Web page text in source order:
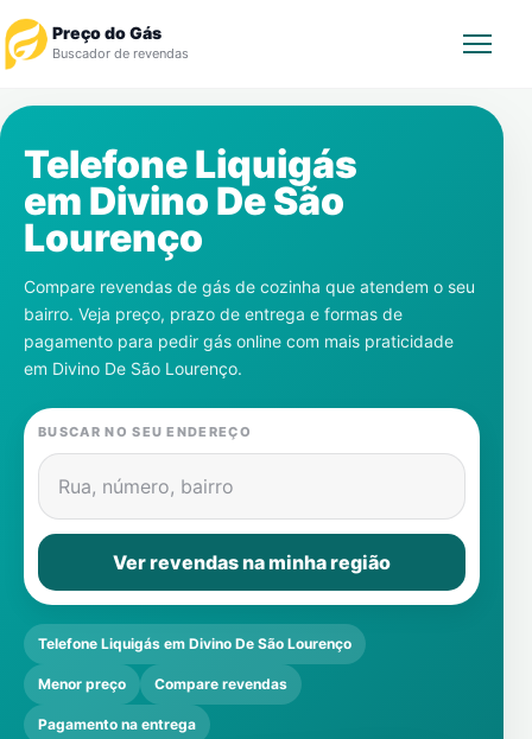
Preço do Gás
Buscador de revendas
Revendedor
Notícias
Cadastre-se
Gás
Contatos
Telefone Liquigás
em Divino De São
Lourenço
Compare revendas de gás de cozinha que atendem o seu
bairro. Veja preço, prazo de entrega e formas de
pagamento para pedir gás online com mais praticidade
em Divino De São Lourenço.
BUSCAR NO SEU ENDEREÇO
Rua, número, bairro
Ver revendas na minha região
Telefone Liquigás em Divino De São Lourenço
Menor preço Compare revendas
Pagamento na entrega